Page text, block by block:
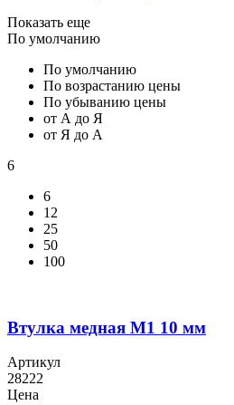
Показать еще
По умолчанию
По умолчанию
По возрастанию цены
По убыванию цены
от А до Я
от Я до А
6
6
12
25
50
100
Втулка медная М1 10 мм
Артикул
28222
Цена